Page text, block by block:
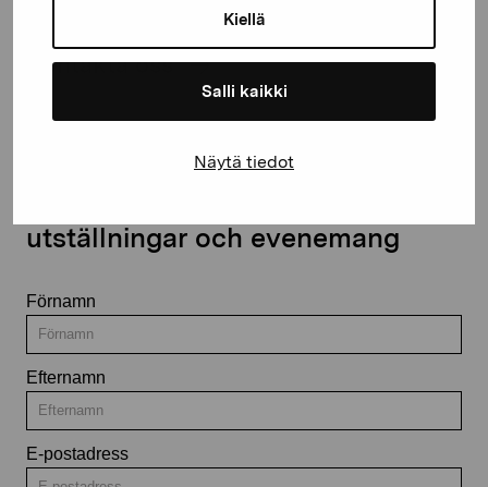
Kiellä
Salli kaikki
Näytä tiedot
Kontakta oss
utställningar och evenemang
Förnamn
Efternamn
E-postadress